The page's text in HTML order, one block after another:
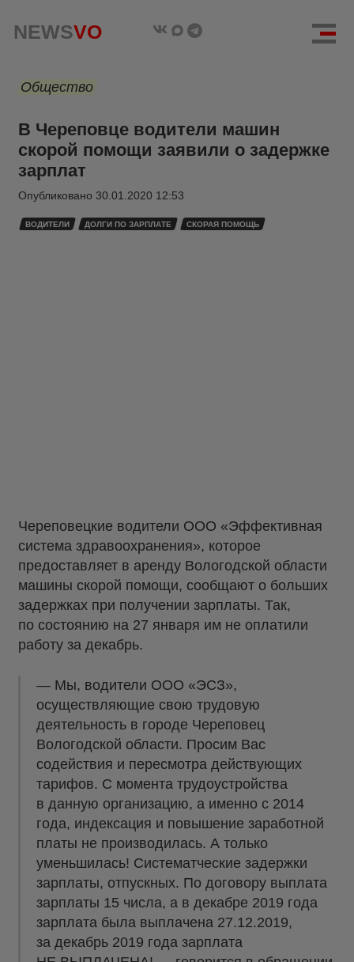
NEWSVO
Общество
В Череповце водители машин
скорой помощи заявили о задержке
зарплат
Опубликовано 30.01.2020 12:53
ВОДИТЕЛИ ДОЛГИ ПО ЗАРПЛАТЕ СКОРАЯ ПОМОЩЬ
Череповецкие водители ООО «Эффективная
система здравоохранения», которое
предоставляет в аренду Вологодской области
машины скорой помощи, сообщают о больших
задержках при получении зарплаты. Так,
по состоянию на 27 января им не оплатили
работу за декабрь.
— Мы, водители ООО «ЭСЗ»,
осуществляющие свою трудовую
деятельность в городе Череповец
Вологодской области. Просим Вас
содействия и пересмотра действующих
тарифов. С момента трудоустройства
в данную организацию, а именно с 2014
года, индексация и повышение заработной
платы не производилась. А только
уменьшилась! Систематческие задержки
зарплаты, отпускных. По договору выплата
зарплаты 15 числа, а в декабре 2019 года
зарплата была выплачена 27.12.2019,
за декабрь 2019 года зарплата